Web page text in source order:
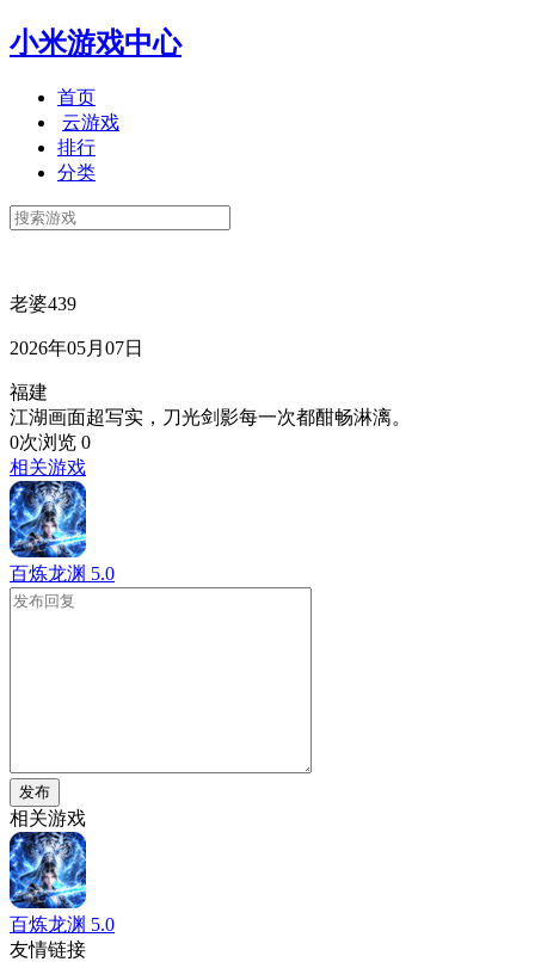
小米游戏中心
首页
云游戏
排行
分类
老婆439
2026年05月07日
福建
江湖画面超写实，刀光剑影每一次都酣畅淋漓。
0次浏览 0
相关游戏
百炼龙渊 5.0
发布
相关游戏
百炼龙渊 5.0
友情链接